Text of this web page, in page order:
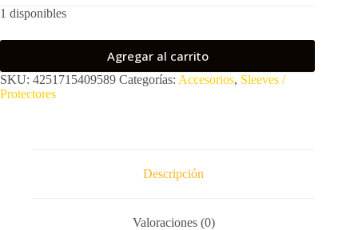
1 disponibles
Agregar al carrito
SKU: 4251715409589 Categorías: Accesorios, Sleeves /
Protectores
Descripción
Valoraciones (0)